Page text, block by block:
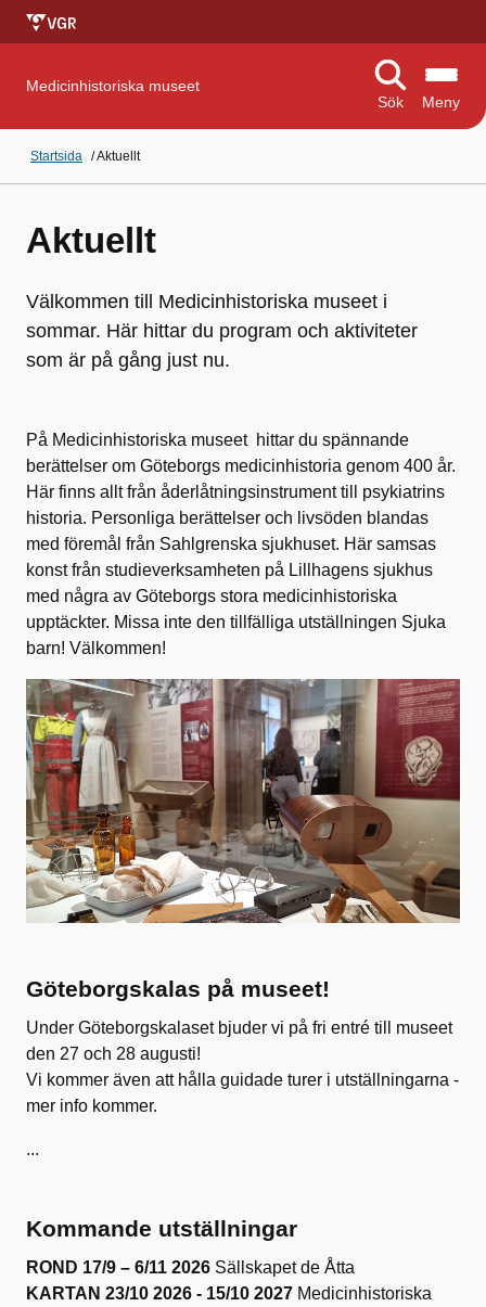
Medicinhistoriska museet
Sök
Meny
Startsida /Aktuellt
Aktuellt
Välkommen till Medicinhistoriska museet i
sommar. Här hittar du program och aktiviteter
som är på gång just nu.
På Medicinhistoriska museet hittar du spännande
berättelser om Göteborgs medicinhistoria genom 400 år.
Här finns allt från åderlåtningsinstrument till psykiatrins
historia. Personliga berättelser och livsöden blandas
med föremål från Sahlgrenska sjukhuset. Här samsas
konst från studieverksamheten på Lillhagens sjukhus
med några av Göteborgs stora medicinhistoriska
upptäckter. Missa inte den tillfälliga utställningen Sjuka
barn! Välkommen!
Göteborgskalas på museet!
Under Göteborgskalaset bjuder vi på fri entré till museet
den 27 och 28 augusti!
Vi kommer även att hålla guidade turer i utställningarna -
mer info kommer.
...
Kommande utställningar
ROND 17/9 – 6/11 2026 Sällskapet de Åtta
KARTAN 23/10 2026 - 15/10 2027 Medicinhistoriska